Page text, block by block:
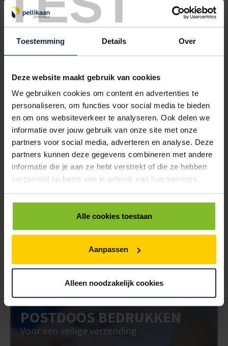
Toestemming Details Over
Deze website maakt gebruik van cookies
We gebruiken cookies om content en advertenties te
personaliseren, om functies voor social media te bieden
en om ons websiteverkeer te analyseren. Ook delen we
informatie over jouw gebruik van onze site met onze
partners voor social media, adverteren en analyse. Deze
partners kunnen deze gegevens combineren met andere
informatie die je aan ze hebt verstrekt of die ze hebben
verzameld op basis van je gebruik van hun services.
Alle cookies toestaan
Aanpassen
Alleen noodzakelijk cookies
< 5
€85,12
€76,94 €70,39
5026005 €0,00
< 5
5 10
€141,86
€128,22 €117,30 €103,66
5026006 €0,00
LUCHTKUSSENFOLIE 150CM BREED - 100 METER, KLEINE NOP
< 5
5 10
25
€106,39
€96,16 €87,98 €77,75
ALLES BESTELLEN
Hoe werkt een bestellijst?
Wanneer u bent ingelogd, kunt u een eigen bestellijst maken.
te bestellen. Uw bestel- en offertelijsten kunt u terugvinden in uw
account. Dat pakt altijd goed uit voor uw administratie!
POSTDOOS BEDRUKKEN
Voor een veilige verzending